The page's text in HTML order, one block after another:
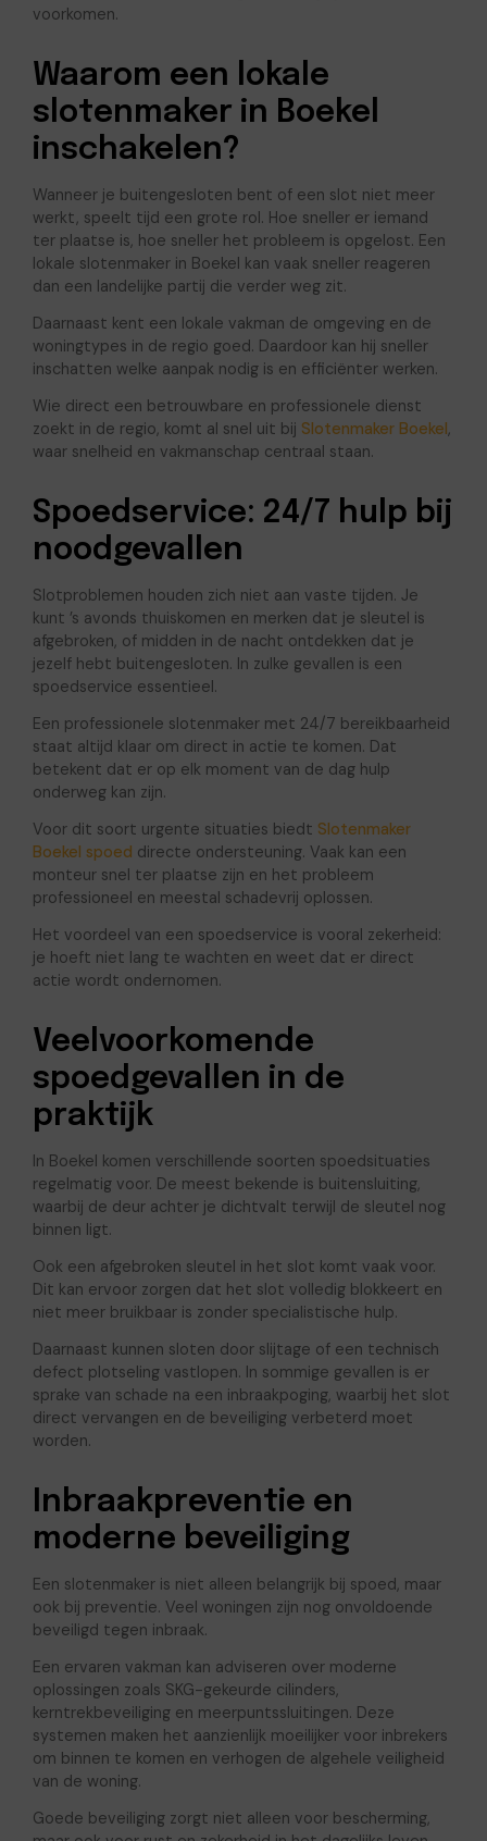
voorkomen.
Waarom een lokale
slotenmaker in Boekel
inschakelen?
Wanneer je buitengesloten bent of een slot niet meer
werkt, speelt tijd een grote rol. Hoe sneller er iemand
ter plaatse is, hoe sneller het probleem is opgelost. Een
lokale slotenmaker in Boekel kan vaak sneller reageren
dan een landelijke partij die verder weg zit.
Daarnaast kent een lokale vakman de omgeving en de
woningtypes in de regio goed. Daardoor kan hij sneller
inschatten welke aanpak nodig is en efficiënter werken.
Wie direct een betrouwbare en professionele dienst
zoekt in de regio, komt al snel uit bij Slotenmaker Boekel,
waar snelheid en vakmanschap centraal staan.
Spoedservice: 24/7 hulp bij
noodgevallen
Slotproblemen houden zich niet aan vaste tijden. Je
kunt ’s avonds thuiskomen en merken dat je sleutel is
afgebroken, of midden in de nacht ontdekken dat je
jezelf hebt buitengesloten. In zulke gevallen is een
spoedservice essentieel.
Een professionele slotenmaker met 24/7 bereikbaarheid
staat altijd klaar om direct in actie te komen. Dat
betekent dat er op elk moment van de dag hulp
onderweg kan zijn.
Voor dit soort urgente situaties biedt Slotenmaker
Boekel spoed directe ondersteuning. Vaak kan een
monteur snel ter plaatse zijn en het probleem
professioneel en meestal schadevrij oplossen.
Het voordeel van een spoedservice is vooral zekerheid:
je hoeft niet lang te wachten en weet dat er direct
actie wordt ondernomen.
Veelvoorkomende
spoedgevallen in de
praktijk
In Boekel komen verschillende soorten spoedsituaties
regelmatig voor. De meest bekende is buitensluiting,
waarbij de deur achter je dichtvalt terwijl de sleutel nog
binnen ligt.
Ook een afgebroken sleutel in het slot komt vaak voor.
Dit kan ervoor zorgen dat het slot volledig blokkeert en
niet meer bruikbaar is zonder specialistische hulp.
Daarnaast kunnen sloten door slijtage of een technisch
defect plotseling vastlopen. In sommige gevallen is er
sprake van schade na een inbraakpoging, waarbij het slot
direct vervangen en de beveiliging verbeterd moet
worden.
Inbraakpreventie en
moderne beveiliging
Een slotenmaker is niet alleen belangrijk bij spoed, maar
ook bij preventie. Veel woningen zijn nog onvoldoende
beveiligd tegen inbraak.
Een ervaren vakman kan adviseren over moderne
oplossingen zoals SKG-gekeurde cilinders,
kerntrekbeveiliging en meerpuntssluitingen. Deze
systemen maken het aanzienlijk moeilijker voor inbrekers
om binnen te komen en verhogen de algehele veiligheid
van de woning.
Goede beveiliging zorgt niet alleen voor bescherming,